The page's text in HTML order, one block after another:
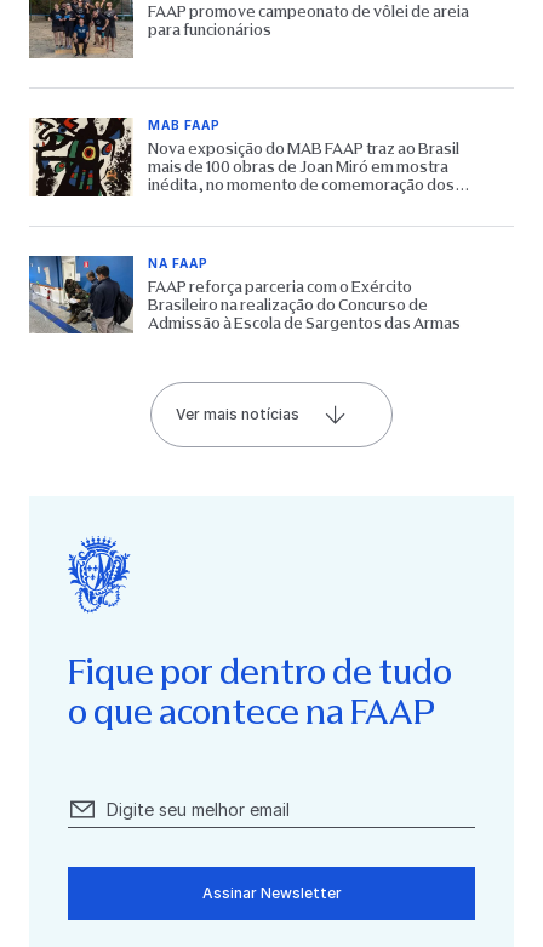
FAAP promove campeonato de vôlei de areia
para funcionários
MAB FAAP
Nova exposição do MAB FAAP traz ao Brasil
mais de 100 obras de Joan Miró em mostra
inédita, no momento de comemoração dos
NA FAAP
FAAP reforça parceria com o Exército
Brasileiro na realização do Concurso de
Admissão à Escola de Sargentos das Armas
Ver mais notícias
Fique por dentro de tudo
o que acontece na FAAP
Assinar Newsletter